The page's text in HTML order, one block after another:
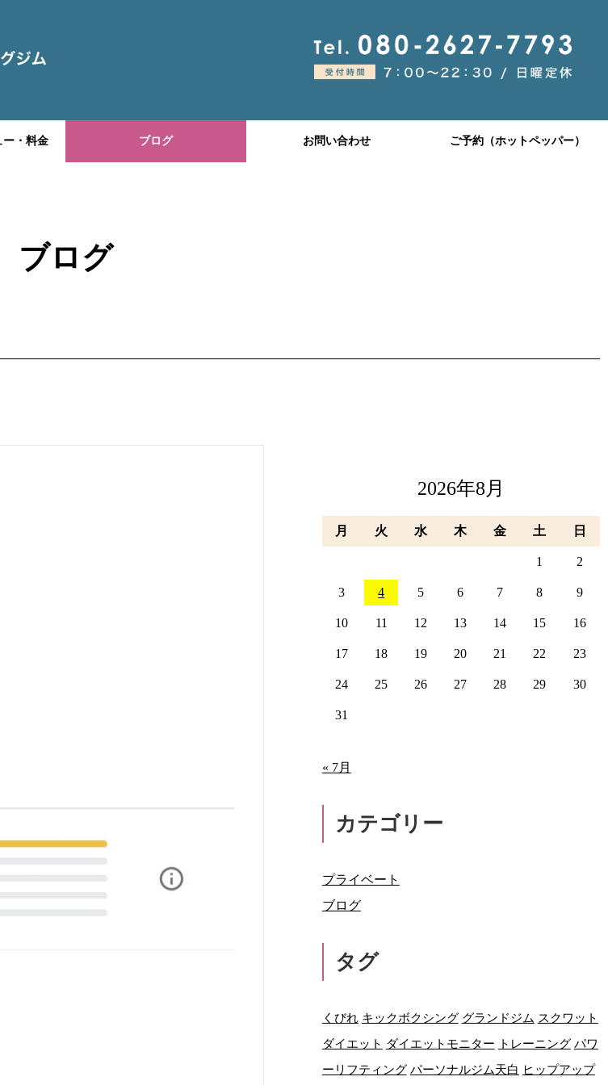
ー・料金 ブログ お問い合わせ ご予約（ホットペッパー）
ブログ
2026年8月
月 火 水 木 金 土 日
1 2
3 4 5 6 7 8 9
10 11 12 13 14 15 16
17 18 19 20 21 22 23
24 25 26 27 28 29 30
31
« 7月
カテゴリー
プライベート
ブログ
タグ
くびれ キックボクシング グランドジム スクワット
ダイエット ダイエットモニター トレーニング パワ
ーリフティング パーソナルジム天白 ヒップアップ